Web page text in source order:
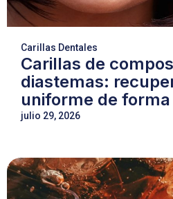
Carillas Dentales
Carillas de
diastemas:
uniforme de
julio 29, 2026